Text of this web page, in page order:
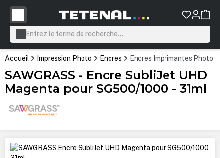
principal
Accueil Impression Photo Encres Encres Imprimantes Photo
SAWGRASS - Encre SubliJet UHD
Magenta pour SG500/1000 - 31ml
Ignorer la galerie d'images